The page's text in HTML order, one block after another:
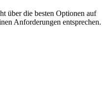
über die besten Optionen auf
Anforderungen entsprechen.